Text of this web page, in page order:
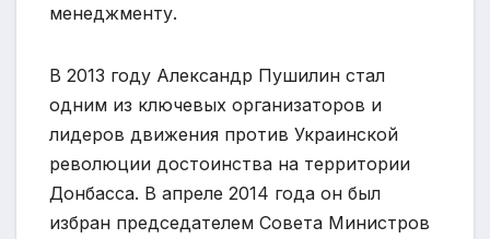
менеджменту.
В 2013 году Александр Пушилин стал
одним из ключевых организаторов и
лидеров движения против Украинской
революции достоинства на территории
Донбасса. В апреле 2014 года он был
избран председателем Совета Министров